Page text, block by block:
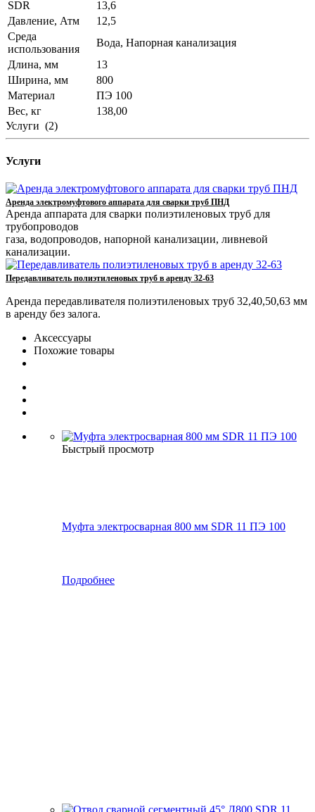
SDR
13,6
Давление, Атм
12,5
Среда
использования
Вода, Напорная канализация
Длина, мм
13
Ширина, мм
800
Материал
ПЭ 100
Вес, кг
138,00
Услуги (2)
Услуги
Аренда электромуфтового аппарата для сварки труб ПНД
Аренда аппарата для сварки полиэтиленовых труб для
трубопроводов
газа, водопроводов, напорной канализации, ливневой
канализации.
Передавливатель полиэтиленовых труб в аренду 32-63
Аренда передавливателя полиэтиленовых труб 32,40,50,63 мм
в аренду без залога.
Аксессуары
Похожие товары
Быстрый просмотр
Муфта электросварная 800 мм SDR 11 ПЭ 100
Подробнее